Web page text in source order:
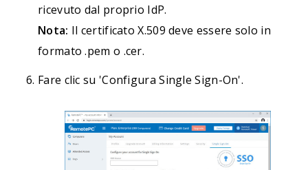
ricevuto dal proprio IdP.
Nota: Il certificato X.509 deve essere solo in
formato .pem o .cer.
Fare clic su 'Configura Single Sign-On'.